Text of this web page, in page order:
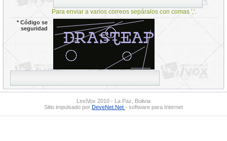
Para enviar a varios correos sepáralos con comas ','.
*Código se
seguridad
LexiVox 2010 - La Paz, Bolivia
Sitio impulsado por DeveNet.Net - software para Internet